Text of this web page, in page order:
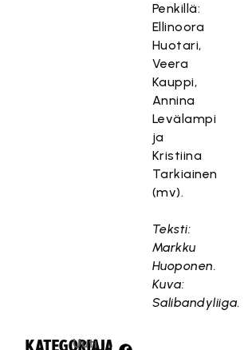
Penkillä:
Ellinoora
Huotari,
Veera
Kauppi,
Annina
Levälampi
ja
Kristiina
Tarkiainen
(mv).
Teksti:
Markku
Huoponen.
Kuva:
Salibandyliiga.
KATEGORIA:
UutiJAA: